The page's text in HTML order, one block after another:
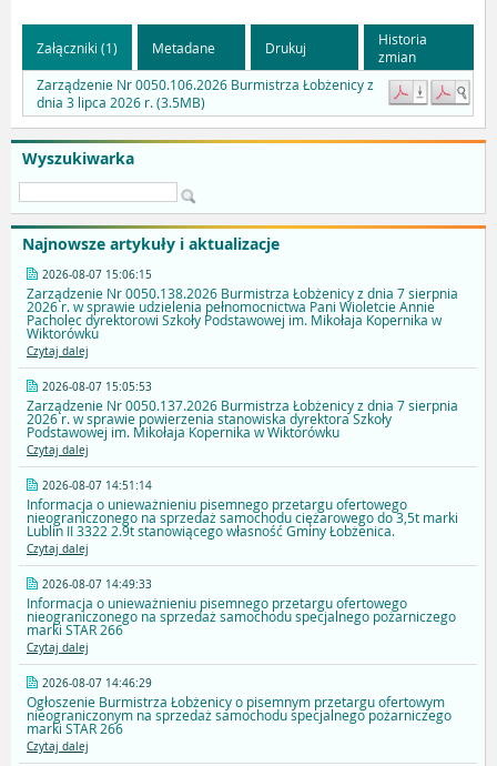
Wyszukiwarka
Najnowsze artykuły i aktualizacje
2026-08-07 15:06:15
Zarządzenie Nr 0050.138.2026 Burmistrza Łobżenicy z dnia 7 sierpnia
2026 r. w sprawie udzielenia pełnomocnictwa Pani Wioletcie Annie
Pacholec dyrektorowi Szkoły Podstawowej im. Mikołaja Kopernika w
Wiktorówku
Czytaj dalej
2026-08-07 15:05:53
Zarządzenie Nr 0050.137.2026 Burmistrza Łobżenicy z dnia 7 sierpnia
2026 r. w sprawie powierzenia stanowiska dyrektora Szkoły
Podstawowej im. Mikołaja Kopernika w Wiktorówku
Czytaj dalej
2026-08-07 14:51:14
Informacja o unieważnieniu pisemnego przetargu ofertowego
nieograniczonego na sprzedaż samochodu ciężarowego do 3,5t marki
Lublin II 3322 2.9t stanowiącego własność Gminy Łobżenica.
Czytaj dalej
2026-08-07 14:49:33
Informacja o unieważnieniu pisemnego przetargu ofertowego
nieograniczonego na sprzedaż samochodu specjalnego pożarniczego
marki STAR 266
Czytaj dalej
2026-08-07 14:46:29
Ogłoszenie Burmistrza Łobżenicy o pisemnym przetargu ofertowym
nieograniczonym na sprzedaż samochodu specjalnego pożarniczego
marki STAR 266
Czytaj dalej
Załączniki (1) Metadane Drukuj
Historia
zmian
Zarządzenie Nr 0050.106.2026 Burmistrza Łobżenicy z
dnia 3 lipca 2026 r. (3.5MB)